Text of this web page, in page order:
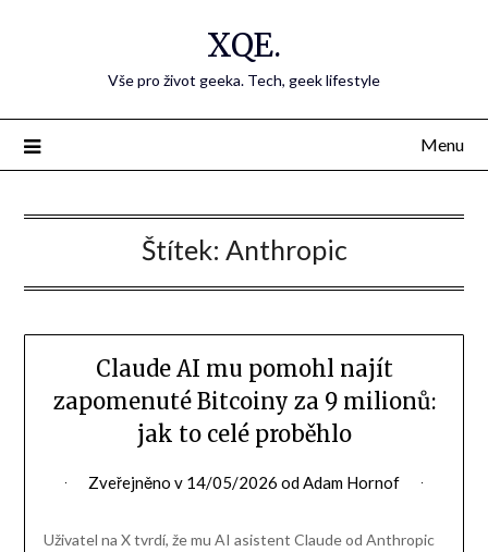
XQE.
Vše pro život geeka. Tech, geek lifestyle
Menu
Štítek: Anthropic
Claude AI mu pomohl najít
zapomenuté Bitcoiny za 9 milionů:
jak to celé proběhlo
Zveřejněno v 14/05/2026 odAdam Hornof
Uživatel na X tvrdí, že mu AI asistent Claude od Anthropic